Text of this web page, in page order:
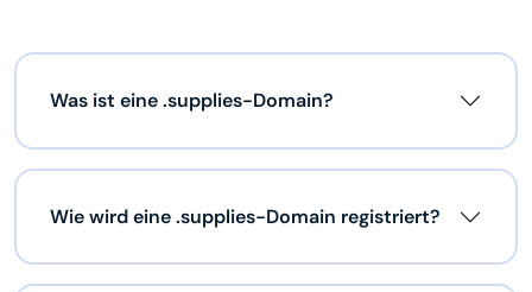
Was ist eine .supplies-Domain?
Wie wird eine .supplies-Domain registriert?